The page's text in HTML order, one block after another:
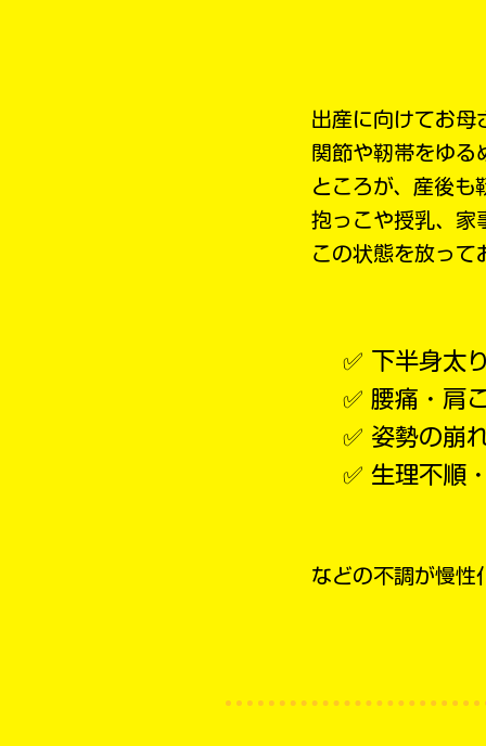
出産に向けてお母
関節や靭帯をゆる
ところが、産後も
抱っこや授乳、家
この状態を放って
✅ 下半身太
✅ 腰痛・肩
✅ 姿勢の崩
✅ 生理不順
などの不調が慢性